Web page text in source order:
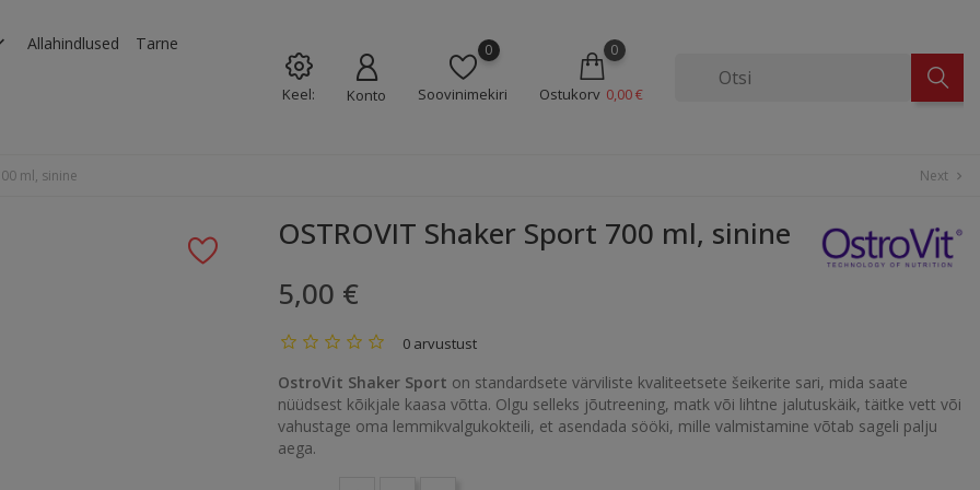
Allahindlused Tarne
Keel: Konto
0
Soovinimekiri
0
Ostukorv 0,00 €
ml, sinine Next chevron_right
OSTROVIT Shaker Sport 700 ml, sinine
5,00 €
0 arvustust
OstroVit Shaker Sport on standardsete värviliste kvaliteetsete šeikerite sari, mida saate
nüüdsest kõikjale kaasa võtta. Olgu selleks jõutreening, matk või lihtne jalutuskäik, täitke vett või
vahustage oma lemmikvalgukokteili, et asendada sööki, mille valmistamine võtab sageli palju
aega.